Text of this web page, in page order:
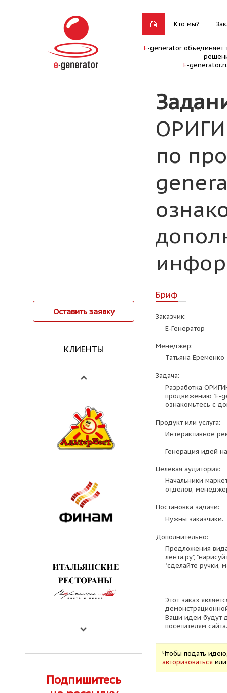
Кто мы?
E-generator объединяет
E-
по
Оставить заявку
КЛИЕНТЫ
Подпишитесь
Бриф
Заказчик:
Е-Генератор
Менеджер:
Татьяна Еременко
Задача:
Разработка
продвижению "E-
ознакомьтесь с
Продукт или услуга:
Интерактивное
Генерация идей
Целевая аудитория:
Начальники
отделов,
Постановка задачи:
Нужны заказчики.
Дополнительно:
Предложения
лента.ру",
"сделайте ручки,
Этот заказ
Ваши идеи будут
посетителям сайта.
Чтобы подать
авторизоваться